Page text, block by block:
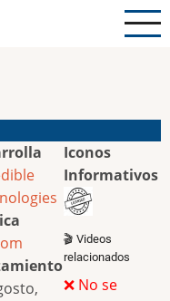
Iconos
Informativos
🎬 Videos
relacionados
❌ No se